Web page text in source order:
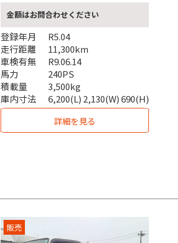
金額はお問合わせください
登録年月
走行距離
車検有無
馬力
積載量
庫内寸法
R5.04
11,300km
R9.06.14
240PS
3,500kg
6,200(L) 2,130(W) 690(H)
詳細を見る
販売